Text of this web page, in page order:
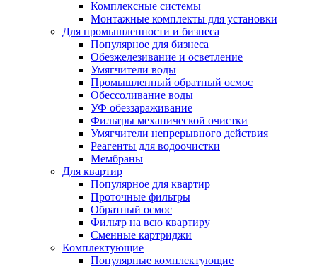
Комплексные системы
Монтажные комплекты для установки
Для промышленности и бизнеса
Популярное для бизнеса
Обезжелезивание и осветление
Умягчители воды
Промышленный обратный осмос
Обессоливание воды
УФ обеззараживание
Фильтры механической очистки
Умягчители непрерывного действия
Реагенты для водоочистки
Мембраны
Для квартир
Популярное для квартир
Проточные фильтры
Обратный осмос
Фильтр на всю квартиру
Сменные картриджи
Комплектующие
Популярные комплектующие